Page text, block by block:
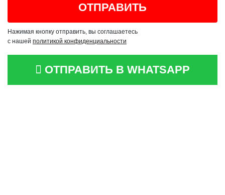
Нажимая кнопку отправить, вы соглашаетесь
с нашей политикой конфиденциальности
ОТПРАВИТЬ В WHATSAPP